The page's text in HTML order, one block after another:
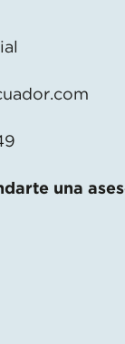
una